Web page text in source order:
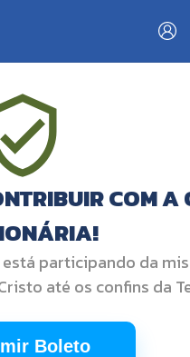
COM A
participando da
até os confins da
Boleto